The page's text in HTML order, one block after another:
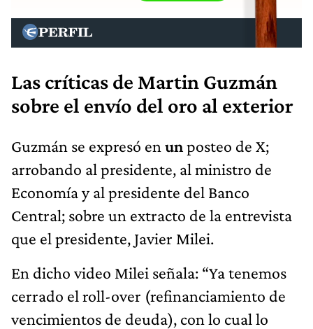
Las críticas de Martin Guzmán
sobre el envío del oro al exterior
Guzmán se expresó en unposteo de X;
arrobando al presidente, al ministro de
Economía y al presidente del Banco
Central; sobre un extracto de la entrevista
que el presidente, Javier Milei.
En dicho video Milei señala: “Ya tenemos
cerrado el roll-over (refinanciamiento de
vencimientos de deuda), con lo cual lo